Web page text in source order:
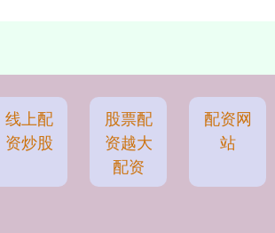
线上配
资炒股
股票配
资越大
配资
配资网
站